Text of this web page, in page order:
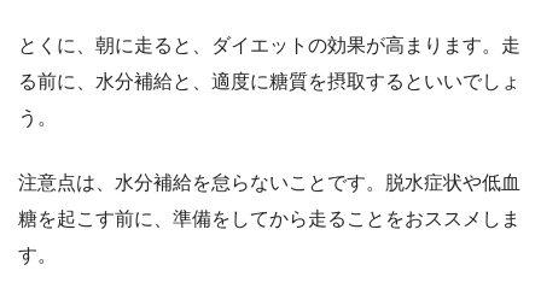
とくに、朝に走ると、ダイエットの効果が高まります。走
る前に、水分補給と、適度に糖質を摂取するといいでしょ
う。
注意点は、水分補給を怠らないことです。脱水症状や低血
糖を起こす前に、準備をしてから走ることをおススメしま
す。